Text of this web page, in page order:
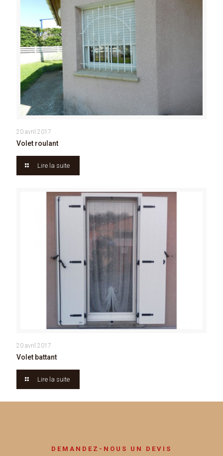
20 avril 2017
Volet roulant
Lire la suite
20 avril 2017
Volet battant
Lire la suite
DEMANDEZ-NOUS UN DEVIS